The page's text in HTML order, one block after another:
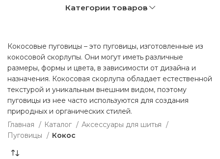
Категории товаров
Кокосовые пуговицы – это пуговицы, изготовленные из
кокосовой скорлупы. Они могут иметь различные
размеры, формы и цвета, в зависимости от дизайна и
назначения. Кокосовая скорлупа обладает естественной
текстурой и уникальным внешним видом, поэтому
пуговицы из нее часто используются для создания
природных и органических стилей.
Главная
Каталог
Аксессуары для шитья
Пуговицы
Кокос